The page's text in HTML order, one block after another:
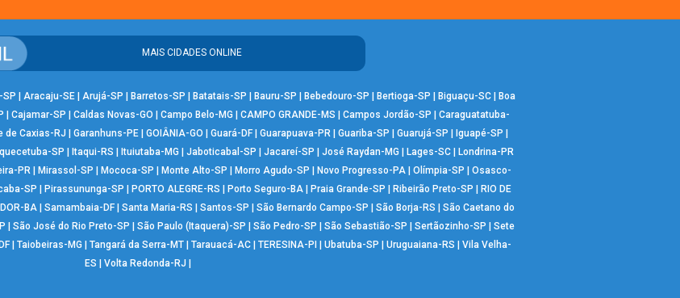
MAIS CIDADES ONLINE
SP | Aracaju-SE| Arujá-SP | Barretos-SP | Batatais-SP | Bauru-SP | Bebedouro-SP | Bertioga-SP | Biguaçu-SC| Boa
| Cajamar-SP | Caldas Novas-GO | Campo Belo-MG | CAMPO GRANDE-MS | Campos Jordão-SP | Caraguatatuba-
de Caxias-RJ | Garanhuns-PE | GOIÂNIA-GO | Guará-DF | Guarapuava-PR | Guariba-SP | Guarujá-SP | Iguapé-SP |
SP | Itaqui-RS | Ituiutaba-MG | Jaboticabal-SP | Jacareí-SP | José Raydan-MG | Lages-SC| Londrina-PR
PR | Mirassol-SP | Mococa-SP | Monte Alto-SP | Morro Agudo-SP | Novo Progresso-PA | Olímpia-SP | Osasco-
SP | Pirassununga-SP | PORTO ALEGRE-RS | Porto Seguro-BA| Praia Grande-SP | Ribeirão Preto-SP | RIO DE
BA | Samambaia-DF | Santa Maria-RS | Santos-SP | São Bernardo Campo-SP | São Borja-RS | São Caetano do
| São José do Rio Preto-SP | São Paulo (Itaquera)-SP | São Pedro-SP | São Sebastião-SP | Sertãozinho-SP | Sete
| Taiobeiras-MG | Tangará da Serra-MT| Tarauacá-AC| TERESINA-PI | Ubatuba-SP | Uruguaiana-RS | Vila Velha-
ES | Volta Redonda-RJ |